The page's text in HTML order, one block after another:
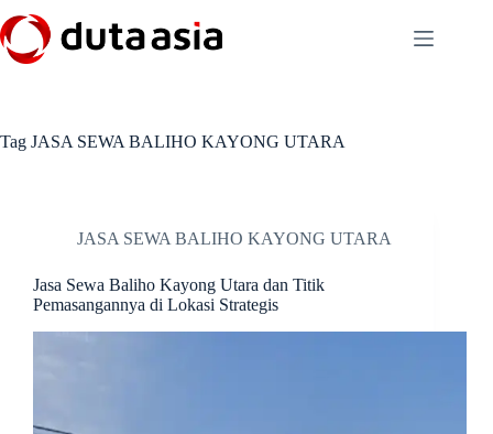
to
content
Tag JASA SEWA BALIHO KAYONG UTARA
JASA SEWA BALIHO KAYONG UTARA
Jasa Sewa Baliho Kayong Utara dan Titik
Pemasangannya di Lokasi Strategis